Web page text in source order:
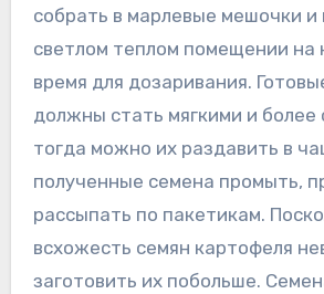
собрать в марлевые мешочки и
светлом теплом помещении на
время для дозаривания.
должны стать мягкими и более
тогда можно их раздавить в
полученные семена промыть,
рассыпать по пакетикам.
всхожесть семян картофеля
заготовить их побольше.